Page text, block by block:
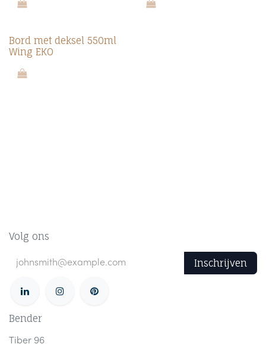
Bord met deksel 550ml
Wing EKO
Volg ons
Inschrijven
Bender
Tiber 96